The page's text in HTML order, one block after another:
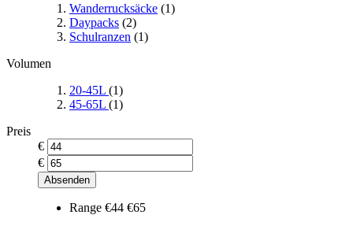
Wanderrucksäcke (1)
Daypacks (2)
Schulranzen (1)
Volumen
20-45L (1)
45-65L (1)
Preis
€
€
Absenden
Range €44 €65